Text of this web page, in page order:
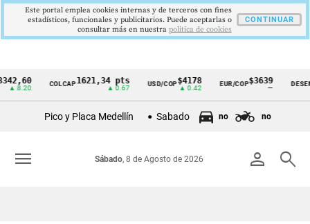
Cintillo
Colombia
COLCAP 1621,34 pts USD/COP$4178
▲ 0.42
EUR/COP$3639
—
DESEMPLEO
Pico y Placa Medellín Sabado no no
person search
Sábado, 8 de Agosto de 2026
menu
Este portal emplea cookies internas y de terceros con fines
estadísticos, funcionales y publicitarios. Puede aceptarlas o
consultar más en nuestra politica de cookies
CONTINUAR